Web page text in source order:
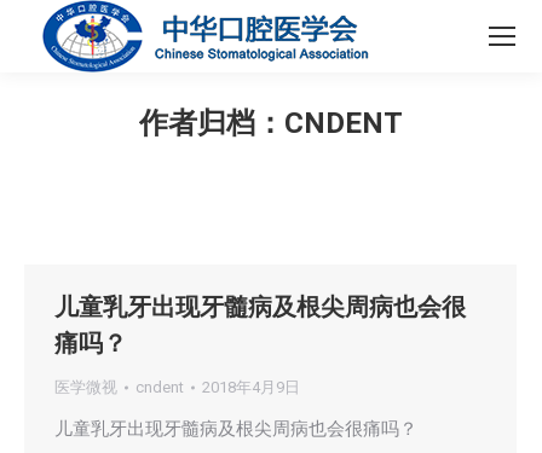
作者归档： CNDENT
儿童乳牙出现牙髓病及根尖周病也会很
痛吗？
医学微视 cndent 2018年4月9日
儿童乳牙出现牙髓病及根尖周病也会很痛吗？